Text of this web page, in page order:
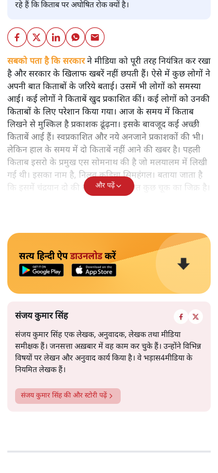
रहे हैं कि किताब पर अघोषित रोक क्यों है।
सबको पता है कि सरकारने मीडिया को पूरी तरह नियंत्रित कर रखा
है और सरकार के खिलाफ खबरें नहीं छपती हैं। ऐसे में कुछ लोगों ने
अपनी बात किताबों के जरिये बताई। उसमें भी लोगों को समस्या
आई। कई लोगों ने किताबें खुद प्रकाशित कीं। कई लोगों को उनकी
किताबों के लिए परेशान किया गया। आज के समय में किताब
लिखने से मुश्किल है प्रकाशक ढूंढ़ना। इसके बावजूद कई अच्छी
किताबें आई हैं। स्वप्रकाशित और नये अनजाने प्रकाशकों की भी।
लेकिन हाल के समय में दो किताबें नहीं आने की खबर है। पहली
किताब इसरो के प्रमुख एस सोमनाथ की है जो मलयालम में लिखी
गई थी। इसका नाम है, निलवु कुडिचा सिमहंगल। बताया जाता है
कि इसमें चंद्रयान दो की नाकामी से संबंधित कुछ चूक का जिक्र है।
और पढ़ें
सत्य हिन्दी ऐपडाउनलोडकरें
संजय कुमार सिंह
संजय कुमार सिंह एक लेखक, अनुवादक, लेखक तथा मीडिया
समीक्षक हैं। जनसत्ता अख़बार में वह काम कर चुके हैं। उन्होंने विभिन्न
विषयों पर लेखन और अनुवाद कार्य किया है। वे भड़ास4मीडिया के
नियमित लेखक हैं।
संजय कुमार सिंहकी और स्टोरी पढ़ें